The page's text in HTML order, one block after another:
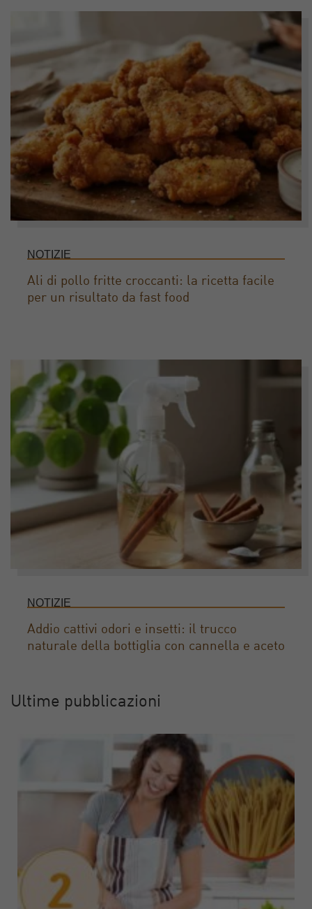
NOTIZIE
Ali di pollo fritte croccanti: la ricetta facile
per un risultato da fast food
NOTIZIE
Addio cattivi odori e insetti: il trucco
naturale della bottiglia con cannella e aceto
Ultime pubblicazioni